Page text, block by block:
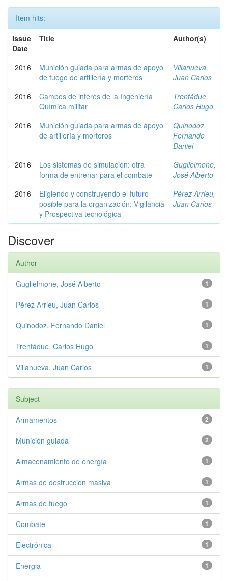
Item hits:
Issue
Date
Title Author(s)
2016
Munición guiada para armas de apoyo
de fuego de artillería y morteros
Villanueva,
Juan Carlos
2016
Campos de interés de la Ingeniería
Química militar
Trentádue,
Carlos Hugo
2016
Munición guiada para armas de apoyo
de artillería y morteros
Quinodoz,
Fernando
Daniel
2016
Los sistemas de simulación: otra
forma de entrenar para el combate
Guglielmone,
José Alberto
2016
Eligiendo y construyendo el futuro
posible para la organización: Vigilancia
y Prospectiva tecnológica
Pérez Arrieu,
Juan Carlos
Discover
Author
1
Guglielmone, José Alberto
1
Pérez Arrieu, Juan Carlos
1
Quinodoz, Fernando Daniel
1
Trentádue, Carlos Hugo
1
Villanueva, Juan Carlos
Subject
2
Armamentos
2
Munición guiada
1
Almacenamiento de energía
1
Armas de destrucción masiva
1
Armas de fuego
1
Combate
1
Electrónica
1
Energia